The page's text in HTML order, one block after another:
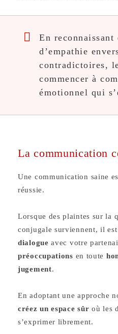
En
d’empathie
contradictoires,
commencer à
émotionnel qui
La communication
Une communication saine
réussie.
Lorsque des plaintes sur la
conjugale surviennent, il
dialogue avec votre
préoccupations en toute
jugement.
En adoptant une approche
créez un espace sûr où les
s’exprimer librement.